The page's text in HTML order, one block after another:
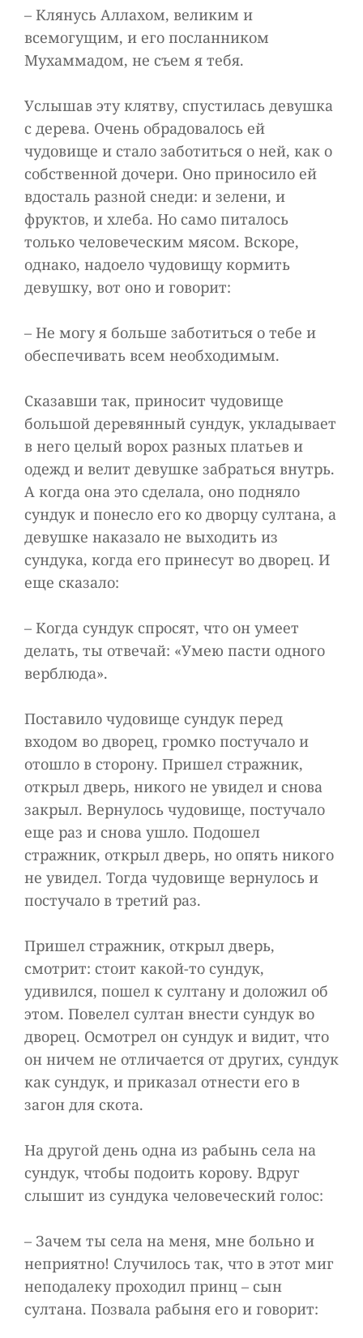
– Клянусь Аллахом, великим и
всемогущим, и его посланником
Мухаммадом, не съем я тебя.
Услышав эту клятву, спустилась девушка
с дерева. Очень обрадовалось ей
чудовище и стало заботиться о ней, как о
собственной дочери. Оно приносило ей
вдосталь разной снеди: и зелени, и
фруктов, и хлеба. Но само питалось
только человеческим мясом. Вскоре,
однако, надоело чудовищу кормить
девушку, вот оно и говорит:
– Не могу я больше заботиться о тебе и
обеспечивать всем необходимым.
Сказавши так, приносит чудовище
большой деревянный сундук, укладывает
в него целый ворох разных платьев и
одежд и велит девушке забраться внутрь.
А когда она это сделала, оно подняло
сундук и понесло его ко дворцу султана, а
девушке наказало не выходить из
сундука, когда его принесут во дворец. И
еще сказало:
– Когда сундук спросят, что он умеет
делать, ты отвечай: «Умею пасти одного
верблюда».
Поставило чудовище сундук перед
входом во дворец, громко постучало и
отошло в сторону. Пришел стражник,
открыл дверь, никого не увидел и снова
закрыл. Вернулось чудовище, постучало
еще раз и снова ушло. Подошел
стражник, открыл дверь, но опять никого
не увидел. Тогда чудовище вернулось и
постучало в третий раз.
Пришел стражник, открыл дверь,
смотрит: стоит какой-то сундук,
удивился, пошел к султану и доложил об
этом. Повелел султан внести сундук во
дворец. Осмотрел он сундук и видит, что
он ничем не отличается от других, сундук
как сундук, и приказал отнести его в
загон для скота.
На другой день одна из рабынь села на
сундук, чтобы подоить корову. Вдруг
слышит из сундука человеческий голос:
– Зачем ты села на меня, мне больно и
неприятно! Случилось так, что в этот миг
неподалеку проходил принц – сын
султана. Позвала рабыня его и говорит: